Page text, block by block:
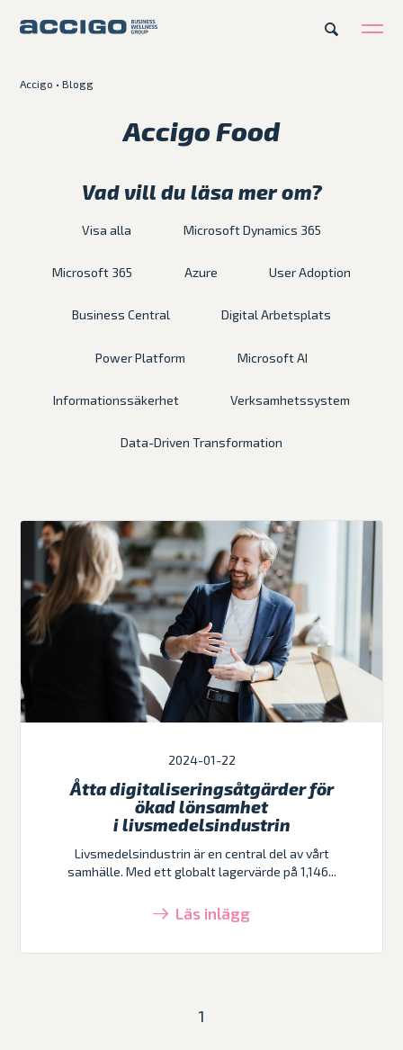
Om Accigo
Accigo •Blogg
Accigo Food
Vad vill du läsa mer om?
Visa alla Microsoft Dynamics 365
Microsoft 365 Azure User Adoption
Business Central Digital Arbetsplats
Power Platform Microsoft AI
Informationssäkerhet Verksamhetssystem
Data-Driven Transformation
2024-01-22
Åtta digitaliseringsåtgärder för
ökad lönsamhet
i livsmedelsindustrin
Livsmedelsindustrin är en central del av vårt
samhälle. Med ett globalt lagervärde på 1,146...
Läs inlägg
1